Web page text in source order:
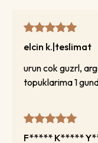
elcin k. teslimat
urun cok guzrl,
topuklarima 1
F***** K*****